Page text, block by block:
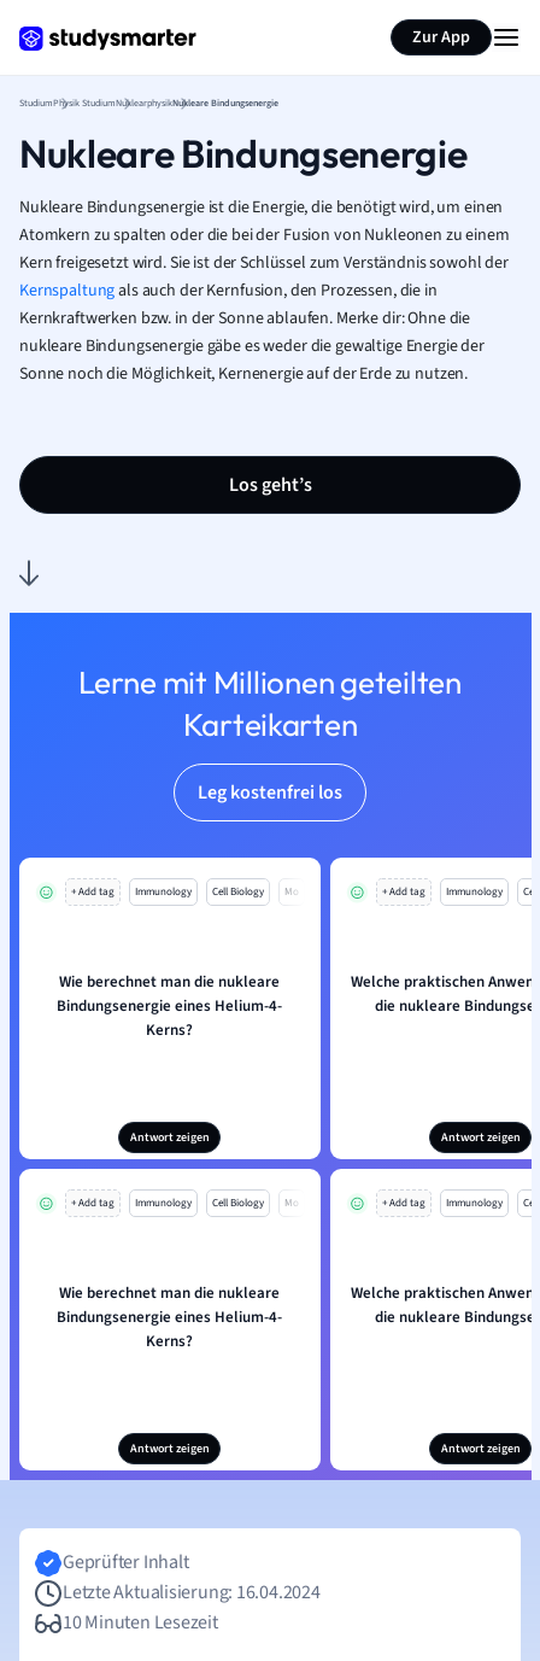
Zur App
StudiumPhysik StudiumNuklearphysikNukleare Bindungsenergie
Nukleare Bindungsenergie
Nukleare Bindungsenergie ist die Energie, die benötigt wird, um einen
Atomkern zu spalten oder die bei der Fusion von Nukleonen zu einem
Kern freigesetzt wird. Sie ist der Schlüssel zum Verständnis sowohl der
Kernspaltungals auch der Kernfusion, den Prozessen, die in
Kernkraftwerken bzw. in der Sonne ablaufen. Merke dir: Ohne die
nukleare Bindungsenergie gäbe es weder die gewaltige Energie der
Sonne noch die Möglichkeit, Kernenergie auf der Erde zu nutzen.
Los geht’s
Lerne mit Millionen geteilten
Karteikarten
Leg kostenfrei los
+ Add tag Immunology Cell Biology Mo
Wie berechnet man die nukleare
Bindungsenergie eines Helium-4-
Kerns?
Antwort zeigen
+ Add tag Immunology
Welche praktischen
die nukleare
Antwort zeigen
+ Add tag Immunology Cell Biology Mo
Wie berechnet man die nukleare
Bindungsenergie eines Helium-4-
Kerns?
Antwort zeigen
+ Add tag Immunology
Welche praktischen
die nukleare
Antwort zeigen
Geprüfter Inhalt
Letzte Aktualisierung: 16.04.2024
10 Minuten Lesezeit